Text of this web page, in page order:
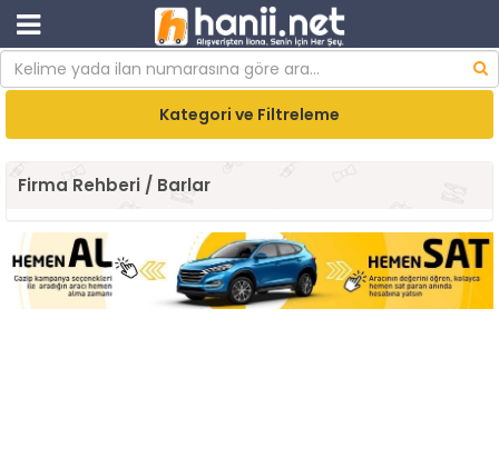
Kategori ve Filtreleme
Firma Rehberi / Barlar